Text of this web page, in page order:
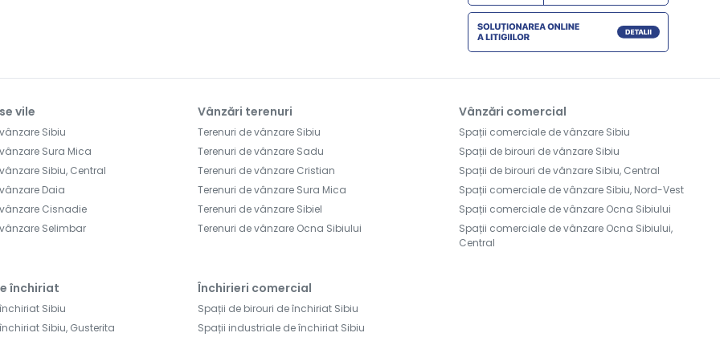
vile
Sibiu
Sura Mica
Sibiu, Central
Daia
Cisnadie
Selimbar
Vânzări terenuri
Terenuri de vânzare Sibiu
Terenuri de vânzare Sadu
Terenuri de vânzare Cristian
Terenuri de vânzare Sura Mica
Terenuri de vânzare Sibiel
Terenuri de vânzare Ocna Sibiului
Vânzări comercial
Spații comerciale de vânzare Sibiu
Spații de birouri de vânzare Sibiu
Spații de birouri de vânzare Sibiu, Central
Spații comerciale de vânzare Sibiu, Nord-Vest
Spații comerciale de vânzare Ocna Sibiului
Spații comerciale de vânzare Ocna Sibiului,
Central
închiriat
Sibiu
Sibiu, Gusterita
Închirieri comercial
Spații de birouri de închiriat Sibiu
Spații industriale de închiriat Sibiu